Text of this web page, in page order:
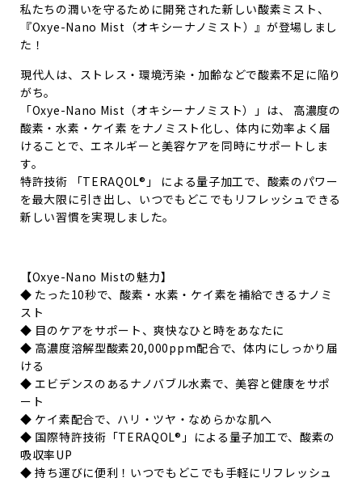
私たちの潤いを守るために開発された新しい酸素ミスト、
『Oxye-Nano Mist（オキシーナノミスト）』 が登場しまし
た！
現代人は、ストレス・環境汚染・加齢などで酸素不足に陥り
がち。
「Oxye-Nano Mist（オキシーナノミスト）」は、 高濃度の
酸素・水素・ケイ素 をナノミスト化し、体内に効率よく届
けることで、エネルギーと美容ケアを同時にサポートしま
す。
特許技術 「TERAQOL®」 による量子加工で、酸素のパワー
を最大限に引き出し、いつでもどこでもリフレッシュできる
新しい習慣を実現しました。
【Oxye-Nano Mistの魅力】
◆ たった10秒で、酸素・水素・ケイ素を補給できるナノミ
スト
◆ 目のケアをサポート、爽快なひと時をあなたに
◆ 高濃度溶解型酸素20,000ppm配合で、体内にしっかり届
ける
◆ エビデンスのあるナノバブル水素で、美容と健康をサポ
ート
◆ ケイ素配合で、ハリ・ツヤ・なめらかな肌へ
◆ 国際特許技術「TERAQOL®」による量子加工で、酸素の
吸収率UP
◆ 持ち運びに便利！いつでもどこでも手軽にリフレッシュ